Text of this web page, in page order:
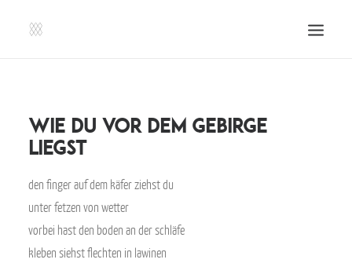
EINSENDEN!
PUBLIKATIONEN
UNTERSTÜTZE UNS!
wie du vor dem gebirge
liegst
den finger auf dem käfer ziehst du
unter fetzen von wetter
vorbei hast den boden an der schläfe
kleben siehst flechten in lawinen